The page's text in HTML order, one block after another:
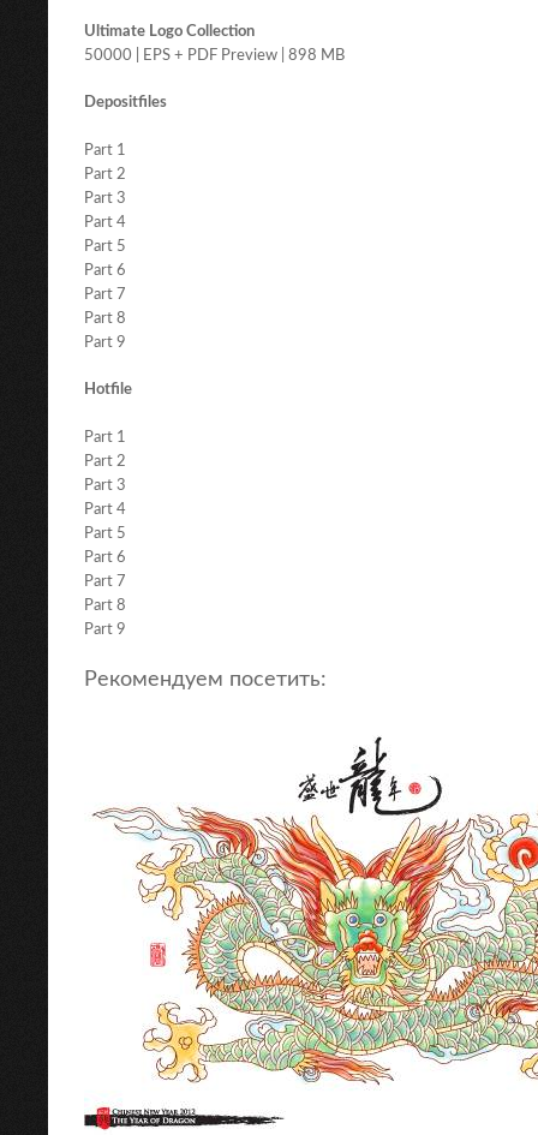
Ultimate Logo Collection
50000 | EPS + PDF Preview | 898 MB
Depositfiles
Part 1
Part 2
Part 3
Part 4
Part 5
Part 6
Part 7
Part 8
Part 9
Hotfile
Part 1
Part 2
Part 3
Part 4
Part 5
Part 6
Part 7
Part 8
Part 9
Рекомендуем посетить: